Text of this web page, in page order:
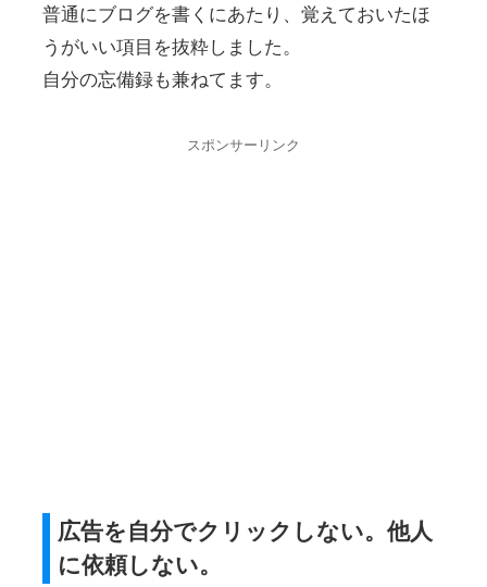
普通にブログを書くにあたり、覚えておいたほ
うがいい項目を抜粋しました。
自分の忘備録も兼ねてます。
スポンサーリンク
広告を自分でクリックしない。他人
に依頼しない。